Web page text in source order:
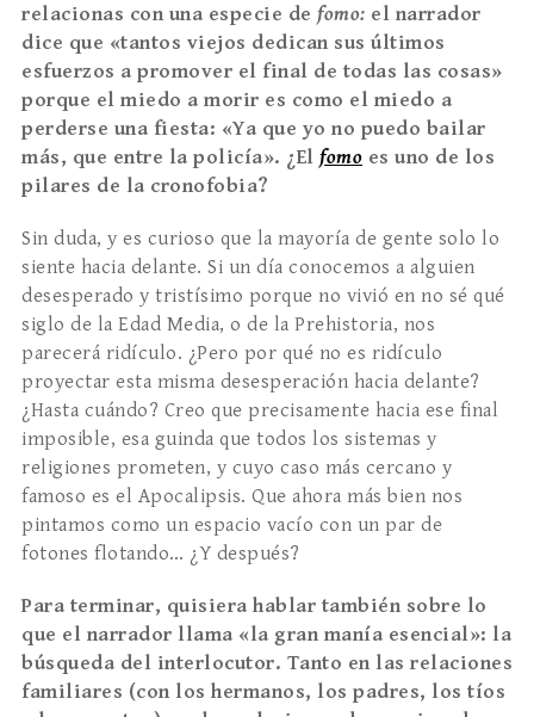
relacionas con una especie de fomo: el narrador
dice que «tantos viejos dedican sus últimos
esfuerzos a promover el final de todas las cosas»
porque el miedo a morir es como el miedo a
perderse una fiesta: «Ya que yo no puedo bailar
más, que entre la policía». ¿El fomo es uno de los
pilares de la cronofobia?
Sin duda, y es curioso que la mayoría de gente solo lo
siente hacia delante. Si un día conocemos a alguien
desesperado y tristísimo porque no vivió en no sé qué
siglo de la Edad Media, o de la Prehistoria, nos
parecerá ridículo. ¿Pero por qué no es ridículo
proyectar esta misma desesperación hacia delante?
¿Hasta cuándo? Creo que precisamente hacia ese final
imposible, esa guinda que todos los sistemas y
religiones prometen, y cuyo caso más cercano y
famoso es el Apocalipsis. Que ahora más bien nos
pintamos como un espacio vacío con un par de
fotones flotando… ¿Y después?
Para terminar, quisiera hablar también sobre lo
que el narrador llama «la gran manía esencial»: la
búsqueda del interlocutor. Tanto en las relaciones
familiares (con los hermanos, los padres, los tíos